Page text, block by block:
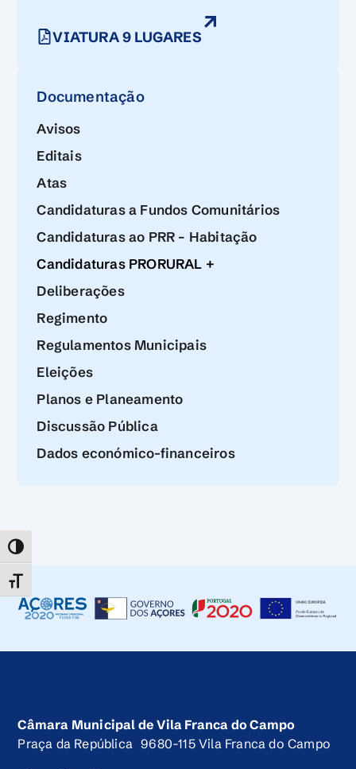
TOGGLE HIGH CONTRAST
TOGGLE FONT SIZE
Documentação
Avisos
Editais
Atas
Candidaturas a Fundos Comunitários
Candidaturas ao PRR – Habitação
Candidaturas PRORURAL +
Deliberações
Regimento
Regulamentos Municipais
Eleições
Planos e Planeamento
Discussão Pública
Dados económico-financeiros
VIATURA 9 LUGARES
Câmara Municipal de Vila Franca do Campo
Praça da República 9680-115 Vila Franca do Campo